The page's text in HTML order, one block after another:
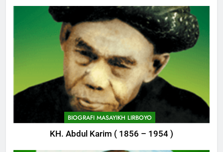
BIOGRAFI MASAYIKH LIRBOYO
KH. Abdul Karim ( 1856 – 1954 )